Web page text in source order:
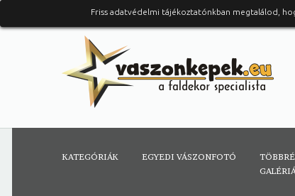
KATEGÓRIÁK EGYEDI VÁSZONFOTÓ
Friss adatvédelmi tájékoztatónkban megtalálod,